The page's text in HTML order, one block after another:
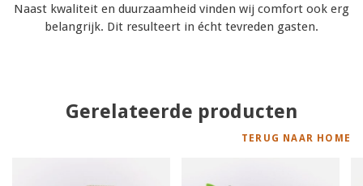
Naast kwaliteit en duurzaamheid vinden wij comfort ook erg
belangrijk. Dit resulteert in écht tevreden gasten.
Gerelateerde producten
TERUG NAAR HOME